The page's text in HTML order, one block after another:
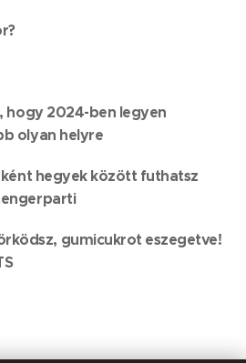
hogy 2024-ben legyen
olyan helyre
hegyek között futhatsz
gumicukrot eszegetve!